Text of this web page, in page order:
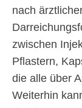
nach
zwischen
Pflastern,
die alle über
Weiterhin